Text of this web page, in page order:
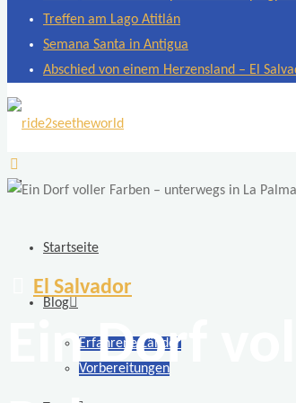
Treffen am Lago Atitlán
Semana Santa in Antigua
Abschied von einem Herzensland – El
ride2seetheworld
Weltreise
zwei
BMW
Startseite
Blog
Erfahrene Länder
Vorbereitungen
El Salvador
Ein Dorf